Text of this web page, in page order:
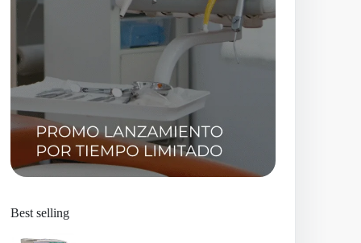
Best selling